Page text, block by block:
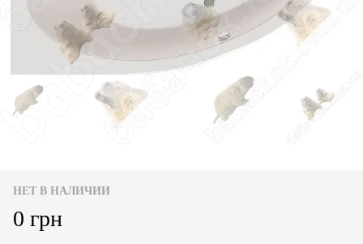
НЕТ В НАЛИЧИИ
0 грн